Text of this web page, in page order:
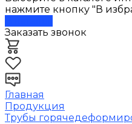
нажмите кнопку "В
Заказать звонок
Главная
Продукция
Трубы